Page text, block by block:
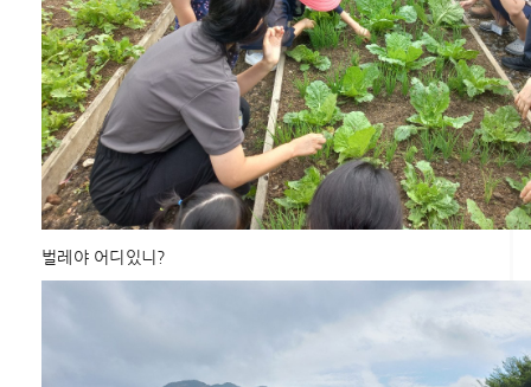
벌레야 어디있니?